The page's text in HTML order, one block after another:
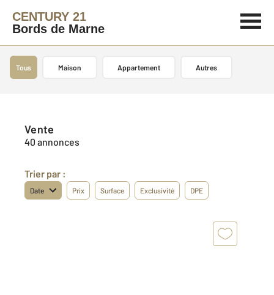
CENTURY 21
Bords de Marne
Tous Maison Appartement Autres
Vente
40 annonces
Trier par :
Date Prix Surface Exclusivité DPE